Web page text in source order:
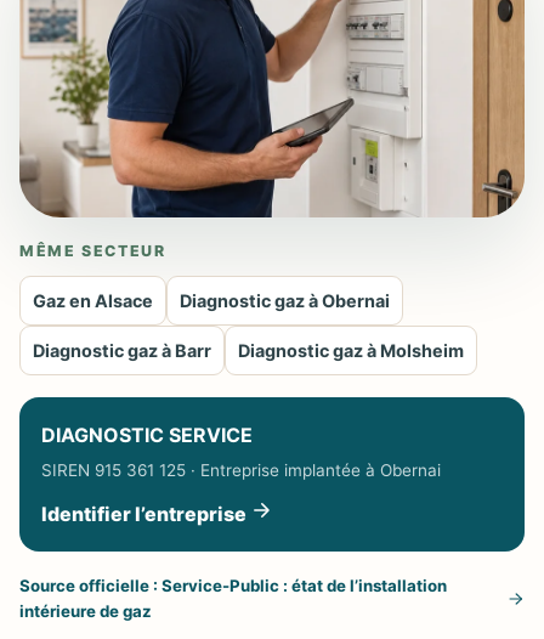
MÊME SECTEUR
Gaz en Alsace Diagnostic gaz à Obernai
Diagnostic gaz à Barr Diagnostic gaz à Molsheim
DIAGNOSTIC SERVICE
SIREN 915 361 125 · Entreprise implantée à Obernai
Identifier l’entreprise
Source officielle : Service-Public : état de l’installation
intérieure de gaz